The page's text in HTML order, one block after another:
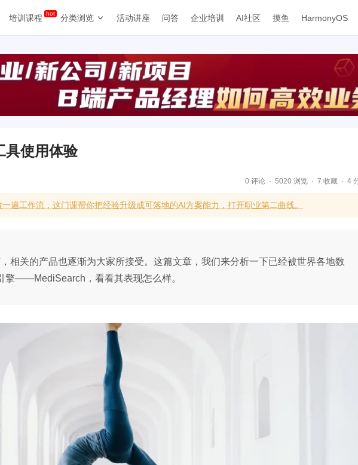
培训课程 分类浏览 活动讲座 问答 企业培训 AI社区 摸鱼 HarmonyOS
具使用体验
0 评论 5020 浏览 7 收藏 4
遍工作流，这门课帮你把经验升级成可落地的AI方案能力，打开职业第二曲线。
相关的产品也逐渐为大家所接受。这篇文章，我们来分析一下已经被世界各地数
擎——MediSearch，看看其表现怎么样。